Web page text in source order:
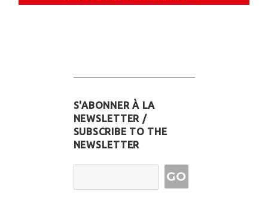
S'ABONNER À LA
NEWSLETTER /
SUBSCRIBE TO THE
NEWSLETTER
Email Address